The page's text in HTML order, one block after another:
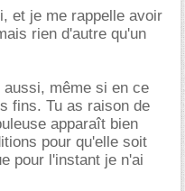
et je me rappelle avoir
rien d'autre qu'un
même si en ce
fins. Tu as raison de
apparaît bien
pour qu'elle soit
pour l'instant je n'ai